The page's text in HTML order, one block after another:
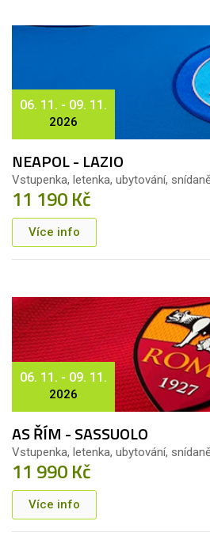
06. 11. - 09. 11.
2026
NEAPOL - LAZIO
Vstupenka, letenka, ubytování,
11 190 Kč
Více info
06. 11. - 09. 11.
2026
AS ŘÍM - SASSUOLO
Vstupenka, letenka, ubytování,
11 990 Kč
Více info